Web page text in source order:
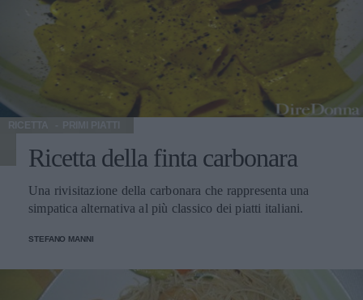
RICETTA
Ricetta della finta carbonara
Una rivisitazione della carbonara che rappresenta una
simpatica alternativa al più classico dei piatti italiani.
STEFANO MANNI